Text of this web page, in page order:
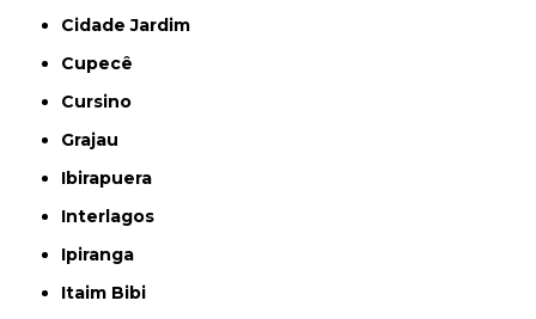
Cidade Jardim
Cupecê
Cursino
Grajau
Ibirapuera
Interlagos
Ipiranga
Itaim Bibi